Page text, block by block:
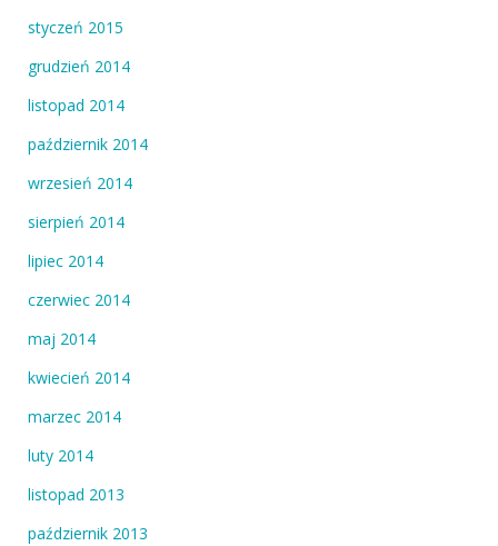
styczeń 2015
grudzień 2014
listopad 2014
październik 2014
wrzesień 2014
sierpień 2014
lipiec 2014
czerwiec 2014
maj 2014
kwiecień 2014
marzec 2014
luty 2014
listopad 2013
październik 2013